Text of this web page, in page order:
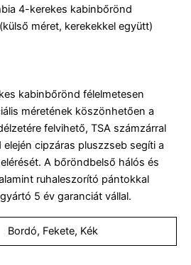
4-kerekes kabinbőrönd
méret, kerekekkel együtt)
kabinbőrönd félelmetesen
méretének köszönhetően a
felvihető, TSA számzárral
cipzáras pluszzseb segíti a
A bőröndbelső hálós és
ruhaleszorító pántokkal
5 év garanciát vállal.
Bordó, Fekete, Kék